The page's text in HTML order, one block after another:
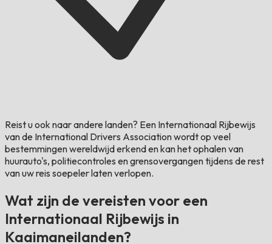
Reist u ook naar andere landen? Een Internationaal Rijbewijs
van de International Drivers Association wordt op veel
bestemmingen wereldwijd erkend en kan het ophalen van
huurauto's, politiecontroles en grensovergangen tijdens de rest
van uw reis soepeler laten verlopen.
Wat zijn de vereisten voor een
Internationaal Rijbewijs in
Kaaimaneilanden?